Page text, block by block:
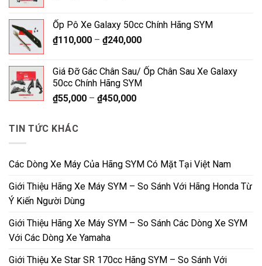
Ốp Pô Xe Galaxy 50cc Chính Hãng SYM
₫110,000 – ₫240,000
Giá Đỡ Gác Chân Sau/ Ốp Chân Sau Xe Galaxy
50cc Chính Hãng SYM
₫55,000 – ₫450,000
TIN TỨC KHÁC
Các Dòng Xe Máy Của Hãng SYM Có Mặt Tại Việt Nam
Giới Thiệu Hãng Xe Máy SYM – So Sánh Với Hãng Honda Từ
Ý Kiến Người Dùng
Giới Thiệu Hãng Xe Máy SYM – So Sánh Các Dòng Xe SYM
Với Các Dòng Xe Yamaha
Giới Thiệu Xe Star SR 170cc Hãng SYM – So Sánh Với